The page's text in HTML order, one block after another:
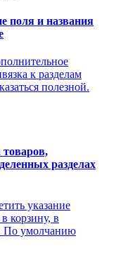
поля и названия
к разделам
полезной.
товаров,
разделах
указание
корзину, в
По умолчанию